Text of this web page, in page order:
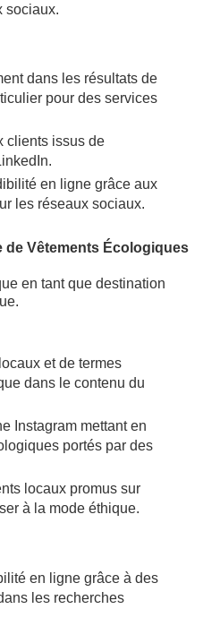
sociaux.
dans les résultats de
pour des services
clients issus de
en ligne grâce aux
les réseaux sociaux.
Vêtements Écologiques
en tant que destination
et de termes
dans le contenu du
Instagram mettant en
portés par des
locaux promus sur
à la mode éthique.
en ligne grâce à des
les recherches